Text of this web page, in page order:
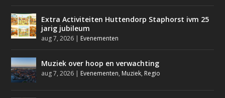
Extra Activiteiten Huttendorp Staphorst ivm 25
jarig jubileum
aug 7, 2026 | Evenementen
Muziek over hoop en verwachting
aug 7, 2026 | Evenementen, Muziek, Regio